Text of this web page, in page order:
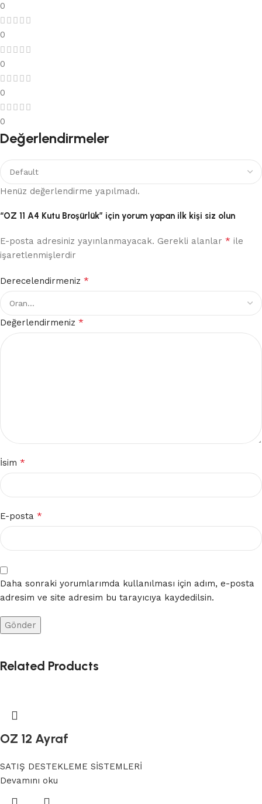
0
0
0
0
0
Değerlendirmeler
Henüz değerlendirme yapılmadı.
“OZ 11 A4 Kutu Broşürlük” için yorum yapan ilk kişi siz olun
E-posta adresiniz yayınlanmayacak. Gerekli alanlar * ile
işaretlenmişlerdir
Derecelendirmeniz *
Değerlendirmeniz *
İsim *
E-posta *
Daha sonraki yorumlarımda kullanılması için adım, e-posta
adresim ve site adresim bu tarayıcıya kaydedilsin.
Related Products
OZ 12 Ayraf
SATIŞ DESTEKLEME SİSTEMLERİ
Devamını oku